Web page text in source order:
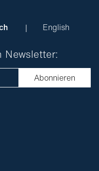
English
Newsletter:
Abonnieren